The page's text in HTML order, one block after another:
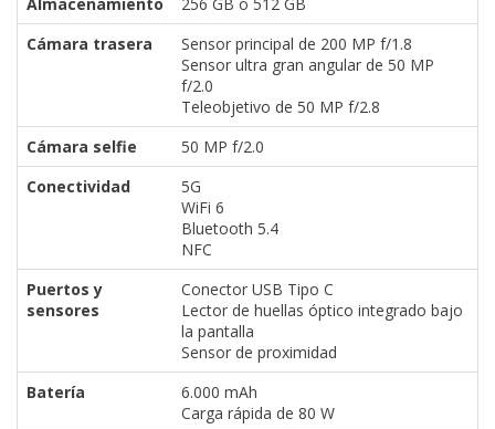
Cámara trasera
Sensor principal de 200 MP f/1.8
Sensor ultra gran angular de 50 MP
f/2.0
Teleobjetivo de 50 MP f/2.8
Cámara selfie
50 MP f/2.0
Conectividad
5G
WiFi 6
Bluetooth 5.4
NFC
Puertos y
sensores
Conector USB Tipo C
Lector de huellas óptico integrado bajo
la pantalla
Sensor de proximidad
Batería
6.000 mAh
Carga rápida de 80 W